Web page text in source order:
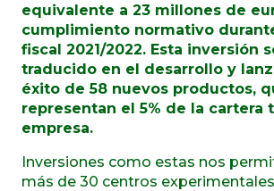
equivalente a 23 millones de
cumplimiento normativo
fiscal 2021/2022. Esta inversión
traducido en el desarrollo y
éxito de 58 nuevos productos,
representan el 5% de la cartera
empresa.
Inversiones como estas nos
más de 30 centros